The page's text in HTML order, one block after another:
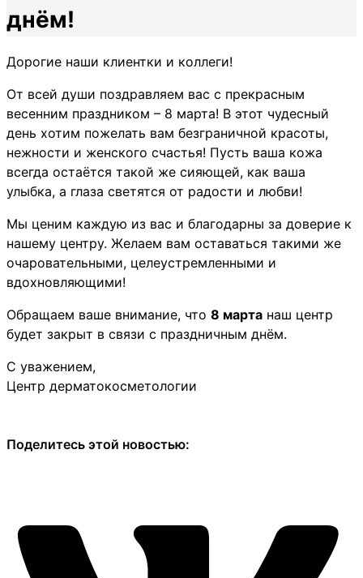
днём!
Дорогие наши клиентки и коллеги!
От всей души поздравляем вас с прекрасным
весенним праздником – 8 марта! В этот чудесный
день хотим пожелать вам безграничной красоты,
нежности и женского счастья! Пусть ваша кожа
всегда остаётся такой же сияющей, как ваша
улыбка, а глаза светятся от радости и любви!
Мы ценим каждую из вас и благодарны за доверие к
нашему центру. Желаем вам оставаться такими же
очаровательными, целеустремленными и
вдохновляющими!
Обращаем ваше внимание, что 8 марта наш центр
будет закрыт в связи с праздничным днём.
С уважением,
Центр дерматокосметологии
Поделитесь этой новостью: